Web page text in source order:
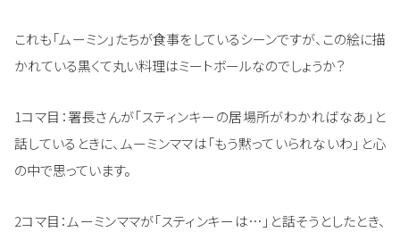
これも「ムーミン」たちが食事をしているシーンですが、この絵に描
かれている黒くて丸い料理はミートボールなのでしょうか？
1コマ目：署長さんが「スティンキーの居場所がわかればなあ」と
話しているときに、ムーミンママは「もう黙っていられないわ」と心
の中で思っています。
2コマ目：ムーミンママが「スティンキーは…」と話そうとしたとき、